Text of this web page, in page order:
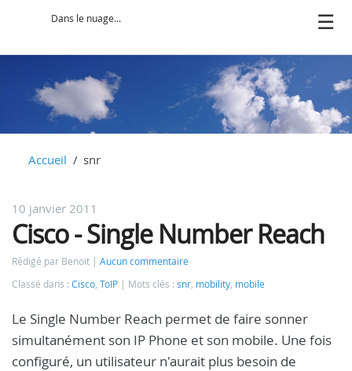
Dans le nuage...
Accueil snr
10 janvier 2011
Cisco - Single Number Reach
Rédigé par Benoit
Aucun commentaire
Classé dans : Cisco ToIP Mots clés : snr mobility mobile
Le Single Number Reach permet de faire sonner
simultanément son IP Phone et son mobile. Une fois
configuré, un utilisateur n'aurait plus besoin de